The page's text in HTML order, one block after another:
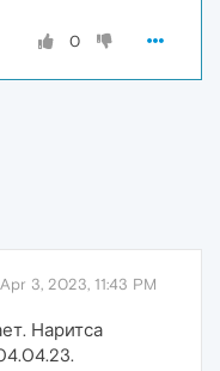
0
Apr 3, 2023, 11:43 PM
Наритса